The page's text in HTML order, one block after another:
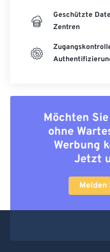
Geschützte
Zentren
Möchten
ohne
Werbung
Jetzt
Melden